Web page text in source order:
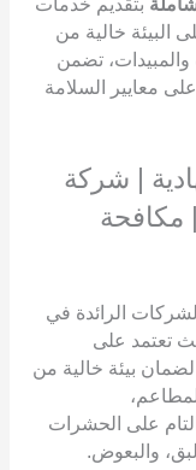
بتقديم خدمات
البيئة خالية من
تضمن
معايير السلامة
| شركة
مكافحة
الرائدة في
تعتمد على
لضمان بيئة خالية من
على الحشرات
والبعوض.